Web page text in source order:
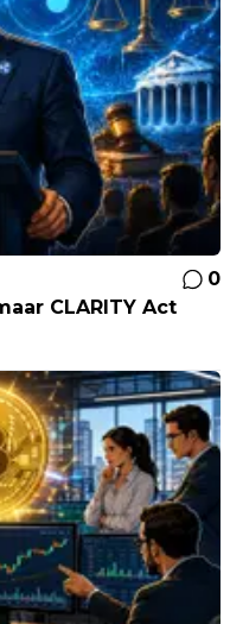
0
CLARITY Act